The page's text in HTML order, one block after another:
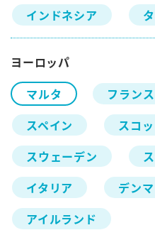
インドネシア
ヨーロッパ
マルタ
フランス
スペイン
スコ
スウェーデン
イタリア
デン
アイルランド